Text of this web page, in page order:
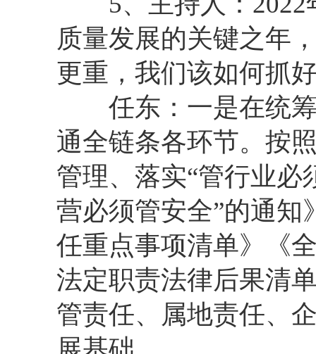
质量发展的关键之年
更重，我们该如何抓
任东：一是在统筹
通全链条各环节。按
管理、落实“管行业
营必须管安全”的通知
任重点事项清单》《
法定职责法律后果清
管责任、属地责任、